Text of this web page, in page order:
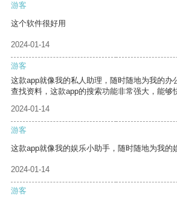
游客
这个软件很好用
2024-01-14
游客
这款app就像我的私人助理，随时随地为我的办
查找资料，这款app的搜索功能非常强大，能够
2024-01-14
游客
这款app就像我的娱乐小助手，随时随地为我的
2024-01-14
游客